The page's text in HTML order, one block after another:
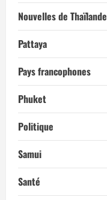
Nouvelles de Thaïlande
Pattaya
Pays francophones
Phuket
Politique
Samui
Santé